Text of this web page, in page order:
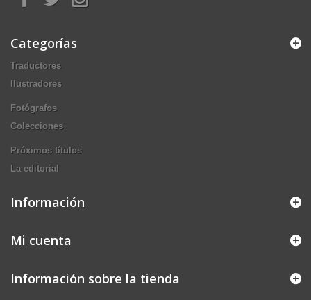
Categorías
Traductores
Ilustradores
Fotógrafos
Colecciones
Próximos títulos
La editorial
Información
Mi cuenta
Información sobre la tienda